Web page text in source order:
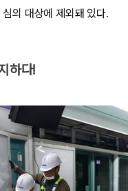
심의 대상에 제외돼 있다.
하다!